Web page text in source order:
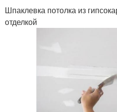
Шпаклевка потолка из
отделкой